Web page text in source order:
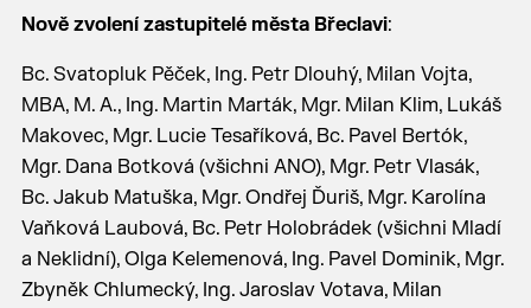
Nově zvolení zastupitelé města Břeclavi:
Bc. Svatopluk Pěček, Ing. Petr Dlouhý, Milan Vojta,
MBA, M. A., Ing. Martin Marták, Mgr. Milan Klim, Lukáš
Makovec, Mgr. Lucie Tesaříková, Bc. Pavel Bertók,
Mgr. Dana Botková (všichni ANO), Mgr. Petr Vlasák,
Bc. Jakub Matuška, Mgr. Ondřej Ďuriš, Mgr. Karolína
Vaňková Laubová, Bc. Petr Holobrádek (všichni Mladí
a Neklidní), Olga Kelemenová, Ing. Pavel Dominik, Mgr.
Zbyněk Chlumecký, Ing. Jaroslav Votava, Milan